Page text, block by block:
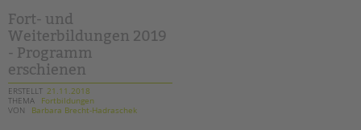
ein
projekt
an
der
ludwig-
cauer-
grundschule
Fort- und
Weiterbildungen 2019
- Programm
erschienen
ERSTELLT 21.11.2018
THEMA
Fortbildungen
VON
Barbara Brecht-Hadraschek